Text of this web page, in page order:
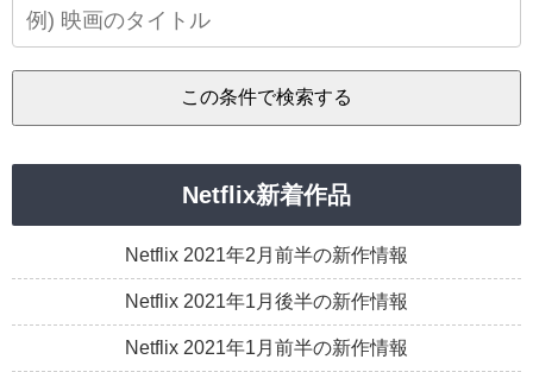
Netflix新着作品
Netflix 2021年2月前半の新作情報
Netflix 2021年1月後半の新作情報
Netflix 2021年1月前半の新作情報